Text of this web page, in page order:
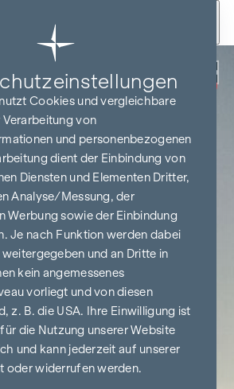
PROVISIONSFREI
BIS BAUBEGINN
Cookies und vergleichbare
Verarbeitung von
und personenbezogenen
dient der Einbindung von
Diensten und Elementen Dritter,
Analyse/Messung, der
Werbung sowie der Einbindung
Je nach Funktion werden dabei
weitergegeben und an Dritte in
kein angemessenes
vorliegt und von diesen
z. B. die USA. Ihre Einwilligung ist
die Nutzung unserer Website
und kann jederzeit auf unserer
oder widerrufen werden.